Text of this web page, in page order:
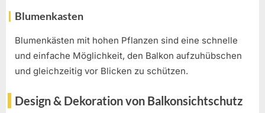
Blumenkasten
Blumenkästen mit hohen Pflanzen sind eine schnelle
und einfache Möglichkeit, den Balkon aufzuhübschen
und gleichzeitig vor Blicken zu schützen.
Design & Dekoration von Balkonsichtschutz